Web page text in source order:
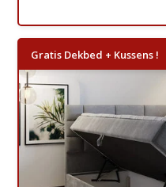
Gratis Dekbed + Kussens !